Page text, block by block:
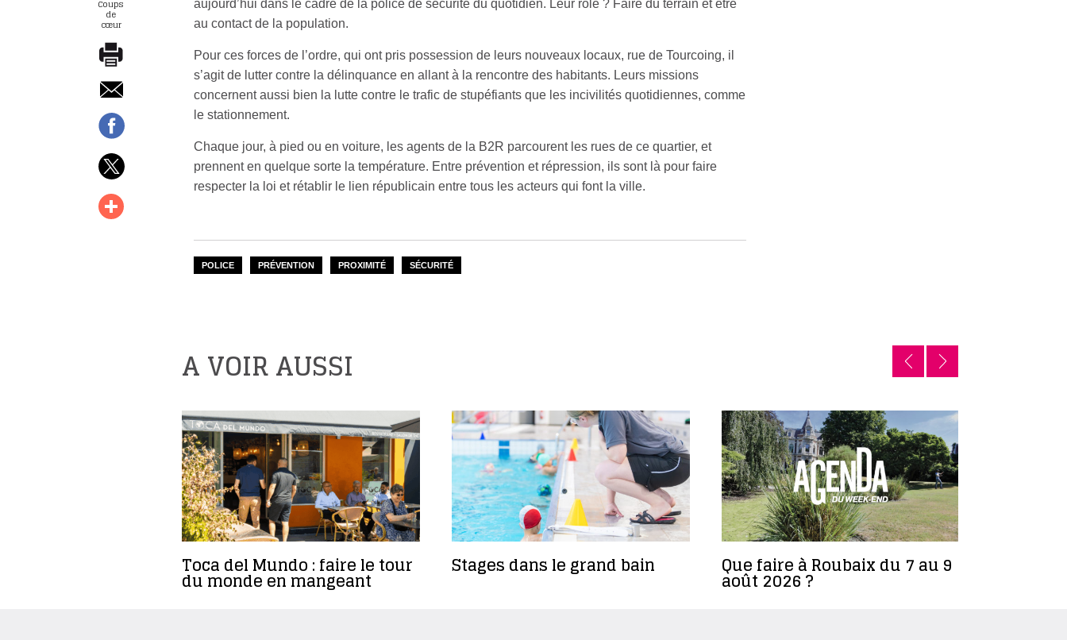
Coups
de
cœur
aujourd’hui dans le cadre de la police de sécurité du quotidien. Leur rôle ? Faire du terrain et être
au contact de la population.
Pour ces forces de l’ordre, qui ont pris possession de leurs nouveaux locaux, rue de Tourcoing, il
s’agit de lutter contre la délinquance en allant à la rencontre des habitants. Leurs missions
concernent aussi bien la lutte contre le trafic de stupéfiants que les incivilités quotidiennes, comme
le stationnement.
Chaque jour, à pied ou en voiture, les agents de la B2R parcourent les rues de ce quartier, et
prennent en quelque sorte la température. Entre prévention et répression, ils sont là pour faire
respecter la loi et rétablir le lien républicain entre tous les acteurs qui font la ville.
POLICE PRÉVENTION PROXIMITÉ SÉCURITÉ
A VOIR AUSSI
Toca del Mundo : faire le tour
du monde en mangeant
Stages dans le grand bain Que faire à Roubaix du 7 au 9
août 2026 ?